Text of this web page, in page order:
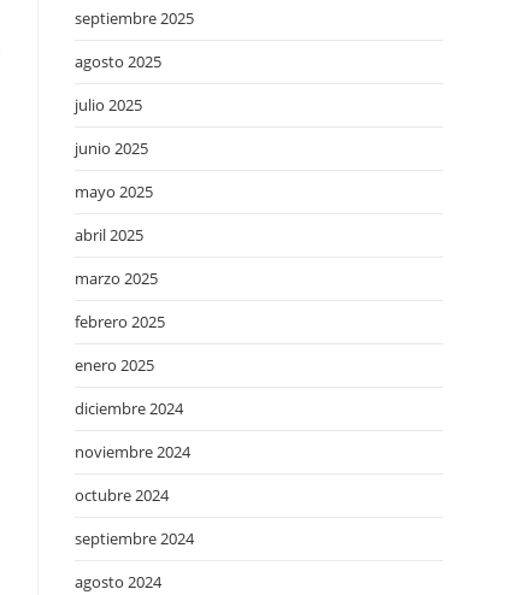
septiembre 2025
agosto 2025
julio 2025
junio 2025
mayo 2025
abril 2025
marzo 2025
febrero 2025
enero 2025
diciembre 2024
noviembre 2024
octubre 2024
septiembre 2024
agosto 2024